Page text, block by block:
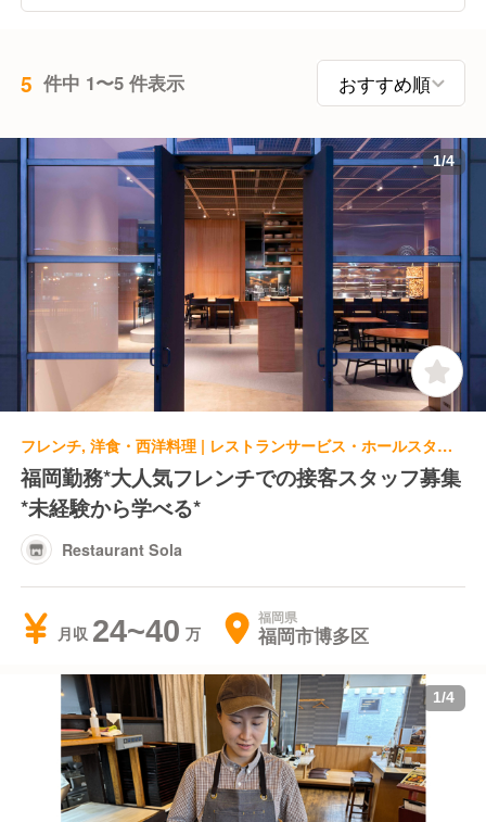
5 件中 1〜5 件表示
1/4
フレンチ, 洋食・西洋料理 | レストランサービス・ホールスタッフ | Restaurant Sola
福岡勤務*大人気フレンチでの接客スタッフ募集
*未経験から学べる*
Restaurant Sola
月収 24~40 福岡県
福岡市博多区
1/4